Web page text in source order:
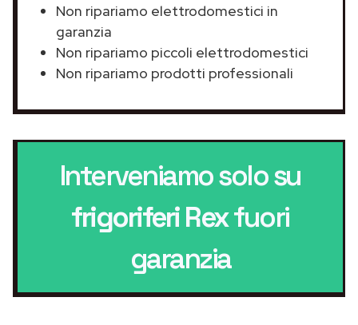
Non ripariamo elettrodomestici in
garanzia
Non ripariamo piccoli elettrodomestici
Non ripariamo prodotti professionali
Interveniamo solo su
frigoriferi Rexfuori
garanzia